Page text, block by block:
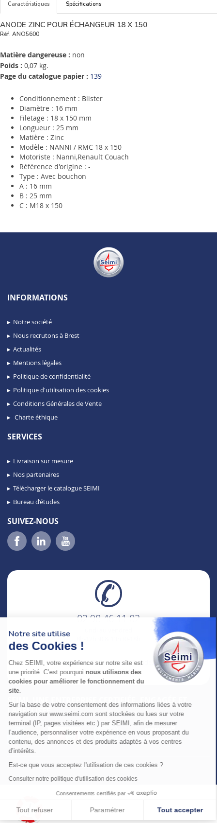
Caractéristiques Spécifications
ANODE ZINC POUR ÉCHANGEUR 18 X 150
Réf. ANO5600
Matière dangereuse : non
Poids : 0,07 kg.
Page du catalogue papier : 139
Conditionnement : Blister
Diamètre : 16 mm
Filetage : 18 x 150 mm
Longueur : 25 mm
Matière : Zinc
Modèle : NANNI / RMC 18 x 150
Motoriste : Nanni,Renault Couach
Référence d'origine : -
Type : Avec bouchon
A : 16 mm
B : 25 mm
C : M18 x 150
INFORMATIONS
Notre société
Nous recrutons à Brest
Actualités
Mentions légales
Politique de confidentialité
Politique d'utilisation des cookies
Conditions Générales de Vente
Charte éthique
SERVICES
Livraison sur mesure
Nos partenaires
Télécharger le catalogue SEIMI
Bureau d’études
SUIVEZ-NOUS
02 98 46 11 02
adresse : 75 Rue Amiral Troude,
29200 Brest FRANCE
SEIMI, UNE ENTREPRISE CERTIFIÉE, ENGAGÉE ET
LABELLISÉE
© 2024 SEIMI - Tous droits réservés
Notre site utilise
des Cookies !
Chez SEIMI, votre expérience sur notre site est
une priorité. C’est pourquoinous utilisons des
cookies pour améliorer le fonctionnement du
site.
Sur la base de votre consentement des informations liées à votre
navigation sur www.seimi.com sont stockées ou lues sur votre
terminal (IP, pages visitées etc.) par SEIMI, afin de mesurer
l’audience, personnaliser votre expérience en vous proposant du
contenu, des annonces et des produits adaptés à vos centres
d’intérêts.
Est-ce que vous acceptez l'utilisation de ces cookies ?
Consulter notre politique d'utilisation des cookies
Consentements certifiés par
Tout refuser Paramétrer Tout accepter